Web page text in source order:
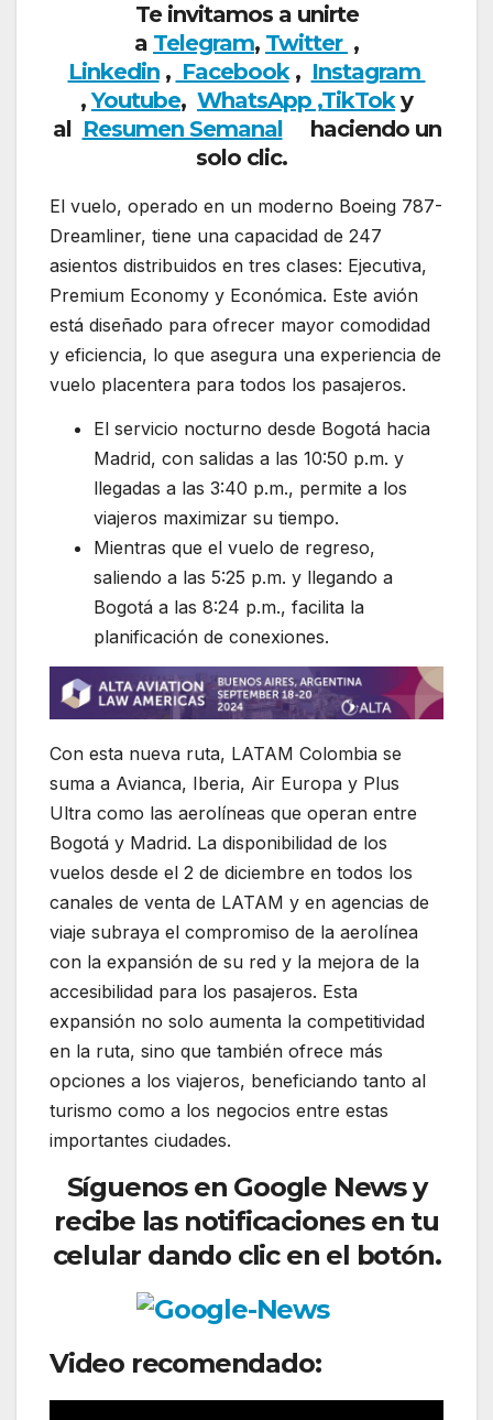
Te invitamos a unirte
a Telegram, Twitter ,
Linkedin, Facebook, Instagram
,Youtube, WhatsApp ,TikToky
al Resumen Semanalhaciendo un
solo clic.
El vuelo, operado en un moderno Boeing 787-
Dreamliner, tiene una capacidad de 247
asientos distribuidos en tres clases: Ejecutiva,
Premium Economy y Económica. Este avión
está diseñado para ofrecer mayor comodidad
y eficiencia, lo que asegura una experiencia de
vuelo placentera para todos los pasajeros.
El servicio nocturno desde Bogotá hacia
Madrid, con salidas a las 10:50 p.m. y
llegadas a las 3:40 p.m., permite a los
viajeros maximizar su tiempo.
Mientras que el vuelo de regreso,
saliendo a las 5:25 p.m. y llegando a
Bogotá a las 8:24 p.m., facilita la
planificación de conexiones.
Con esta nueva ruta, LATAM Colombia se
suma a Avianca, Iberia, Air Europa y Plus
Ultra como las aerolíneas que operan entre
Bogotá y Madrid. La disponibilidad de los
vuelos desde el 2 de diciembre en todos los
canales de venta de LATAM y en agencias de
viaje subraya el compromiso de la aerolínea
con la expansión de su red y la mejora de la
accesibilidad para los pasajeros. Esta
expansión no solo aumenta la competitividad
en la ruta, sino que también ofrece más
opciones a los viajeros, beneficiando tanto al
turismo como a los negocios entre estas
importantes ciudades.
Síguenos en Google News y
recibe las notificaciones en tu
celular dando clic en el botón.
Video recomendado: